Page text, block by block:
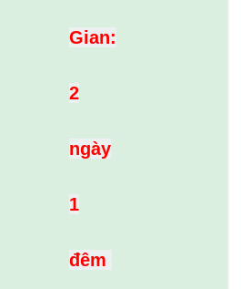
Gian:
2
ngày
1
đêm